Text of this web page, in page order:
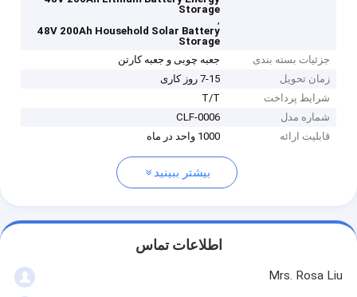
Storage
,
48V 200Ah Household Solar Battery
Storage
جزئیات بسته بندی
جعبه چوبی و جعبه کارتن
زمان تحویل
7-15 روز کاری
شرایط پرداخت
T/T
شماره مدل
CLF-0006
قابلیت ارائه
1000 واحد در ماه
بیشتر ببینید
اطلاعات تماس
Mrs. Rosa Liu